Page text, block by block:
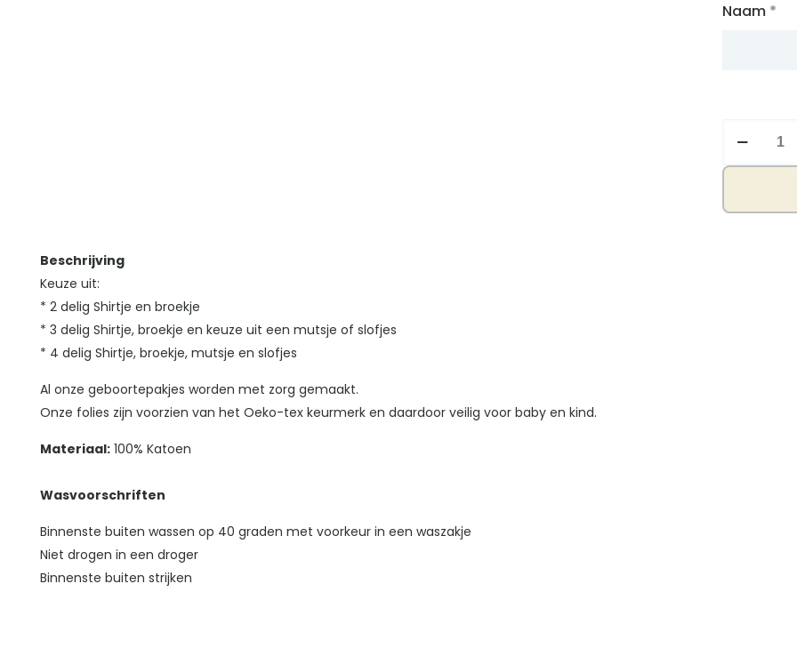
Naam *
vlinder/
Beschrijving
Keuze uit:
* 2 delig Shirtje en broekje
* 3 delig Shirtje, broekje en keuze uit een mutsje of slofjes
* 4 delig Shirtje, broekje, mutsje en slofjes
Al onze geboortepakjes worden met zorg gemaakt.
Onze folies zijn voorzien van het Oeko-tex keurmerk en daardoor veilig voor baby en kind.
Materiaal:100% Katoen
Wasvoorschriften
Binnenste buiten wassen op 40 graden met voorkeur in een waszakje
Niet drogen in een droger
Binnenste buiten strijken